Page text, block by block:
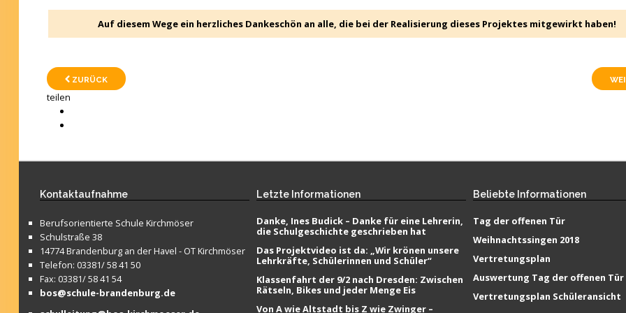
Auf diesem Wege ein herzliches Dankeschön an alle, die bei der Realisierung dieses Projektes mitgewirkt haben!
ZURÜCK
teilen
Kontaktaufnahme
Berufsorientierte Schule Kirchmöser
Schulstraße 38
14774 Brandenburg an der Havel - OT Kirchmöser
Telefon: 03381/ 58 41 50
Fax: 03381/ 58 41 54
bos@schule-brandenburg.de
Letzte Informationen
Danke, Ines Budick – Danke für eine Lehrerin,
die Schulgeschichte geschrieben hat
Das Projektvideo ist da: „Wir krönen unsere
Lehrkräfte, Schülerinnen und Schüler“
Klassenfahrt der 9/2 nach Dresden: Zwischen
Rätseln, Bikes und jeder Menge Eis
Von A wie Altstadt bis Z wie Zwinger –
Beliebte Informationen
Tag der offenen Tür
Weihnachtssingen 2018
Vertretungsplan
Auswertung Tag der offenen Tür
Vertretungsplan Schüleransicht